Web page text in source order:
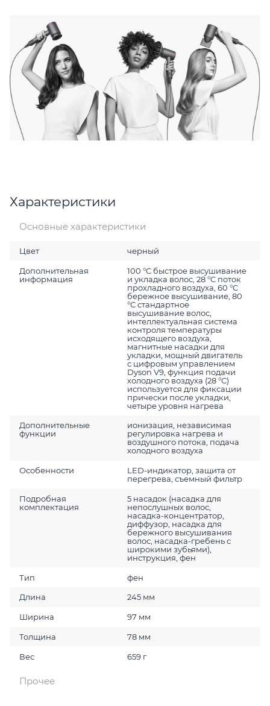
Характеристики
Основные характеристики
Цвет черный
Дополнительная
информация
100 °C быстрое высушивание
и укладка волос, 28 °C поток
прохладного воздуха, 60 °C
бережное высушивание, 80
°C стандартное
высушивание волос,
интеллектуальная система
контроля температуры
исходящего воздуха,
магнитные насадки для
укладки, мощный двигатель
с цифровым управлением
Dyson V9, функция подачи
холодного воздуха (28 °C)
используется для фиксации
прически после укладки,
четыре уровня нагрева
Дополнительные
функции
ионизация, независимая
регулировка нагрева и
воздушного потока, подача
холодного воздуха
Особенности
LED-индикатор, защита от
перегрева, съемный фильтр
Подробная
комплектация
5 насадок (насадка для
непослушных волос,
насадка-концентратор,
диффузор, насадка для
бережного высушивания
волос, насадка-гребень с
широкими зубьями),
инструкция, фен
Тип фен
Длина 245 мм
Ширина 97 мм
Толщина 78 мм
Вес 659 г
Прочее